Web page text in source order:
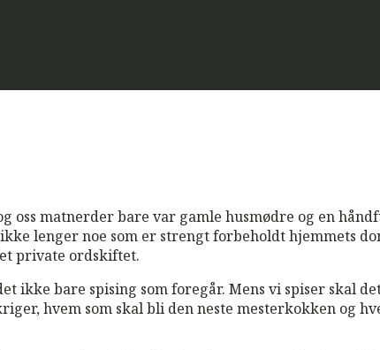
oss matnerder bare var gamle husmødre og en
lenger noe som er strengt forbeholdt hjemmets
private ordskiftet.
ikke bare spising som foregår. Mens vi spiser skal
hvem som skal bli den neste mesterkokken og